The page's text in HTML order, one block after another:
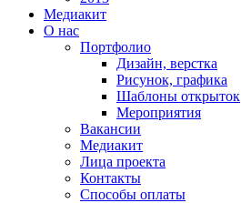
Медиакит
О нас
Портфолио
Дизайн, верстка
Рисунок, графика
Шаблоны открыток
Мероприятия
Вакансии
Медиакит
Лица проекта
Контакты
Способы оплаты